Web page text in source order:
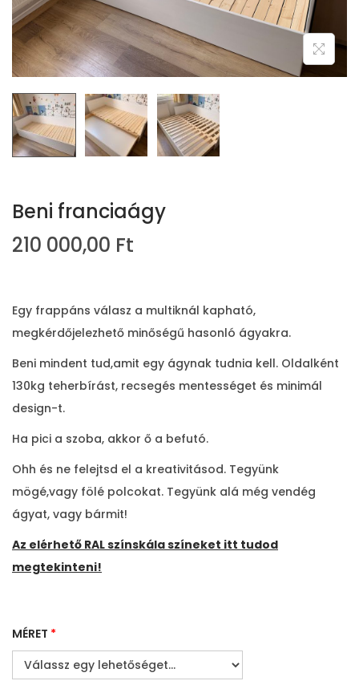
o
n
Beni franciaágy
210 000,00 Ft
Egy frappáns válasz a multiknál kapható,
megkérdőjelezhető minőségű hasonló ágyakra.
Beni mindent tud,amit egy ágynak tudnia kell. Oldalként
130kg teherbírást, recsegés mentességet és minimál
design-t.
Ha pici a szoba, akkor ő a befutó.
Ohh és ne felejtsd el a kreativitásod. Tegyünk
mögé,vagy fölé polcokat. Tegyünk alá még vendég
ágyat, vagy bármit!
Az elérhető RAL színskála színeket itt tudod
megtekinteni!
MÉRET *